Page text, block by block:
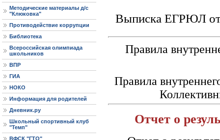
Методические материалы д/с
"Клюковка"
Противодействие коррупции
Библиотека
Всероссийская олимпиада
школьников
ВПР
ГИА
НОКО
Информация для родителей
Дневник.ру
Школьный спортивный клуб
"Темп"
ВФСК "ГТО"
Выписка ЕГРЮЛ от
Правила
Правила
Отчет о